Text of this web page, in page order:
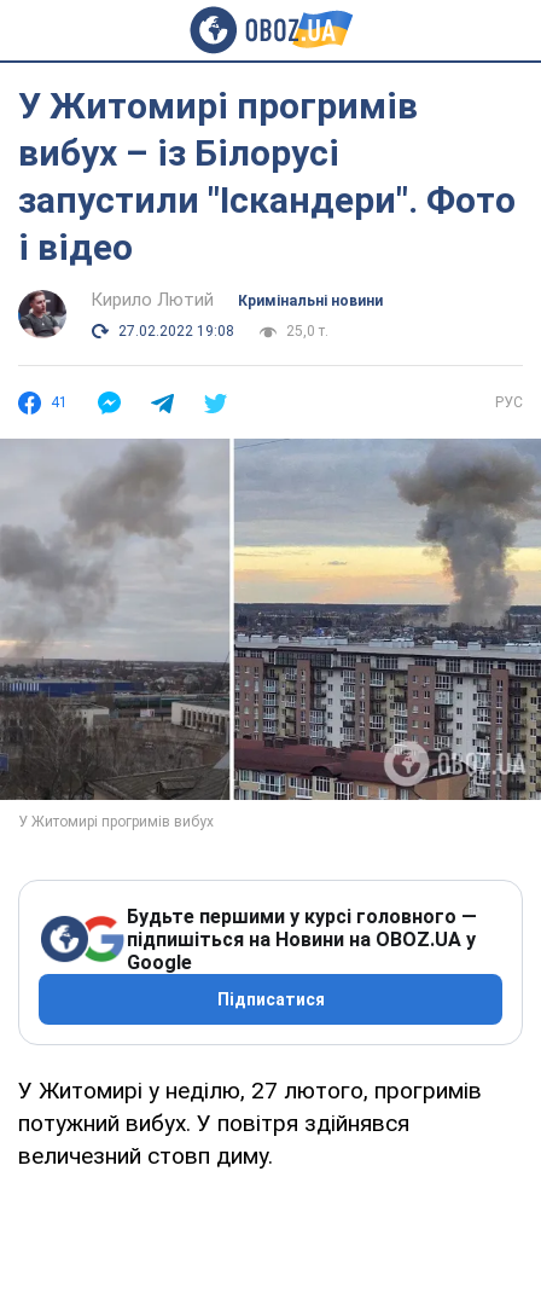
У Житомирі прогримів
вибух – із Білорусі
запустили "Іскандери". Фото
і відео
Кирило Лютий
Кримінальні новини
27.02.2022 19:08
25,0 т.
41 РУС
Будьте першими у курсі головного —
підпишіться на Новини на OBOZ.UA у
Google
Підписатися
У Житомирі у неділю, 27 лютого, прогримів
потужний вибух. У повітря здійнявся
величезний стовп диму.